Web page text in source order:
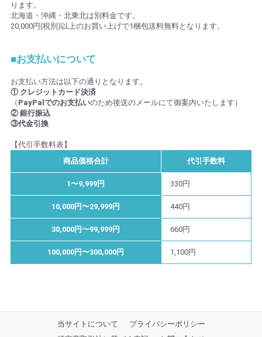
ります。
北海道・沖縄・北東北は別料金です。
20,000円(税別)以上のお買い上げで1梱包送料無料となります。
■お支払いについて
お支払い方法は以下の通りとなります。
① クレジットカード決済
（ PayPalでのお支払いのため後送のメールにて御案内いたします）
② 銀行振込
③代金引換
【代引手数料表】
商品価格合計
代引手数料
1〜9,999円 330円
10,000円〜29,999円 440円
30,000円〜99,999円 660円
100,000円〜300,000円 1,100円
当サイトについて
プライバシーポリシー